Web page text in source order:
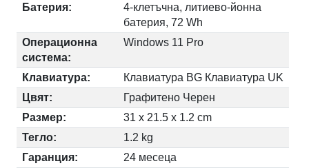
Батерия:
4-клетъчна, литиево-йонна
батерия, 72 Wh
Операционна
система:
Windows 11 Pro
Клавиатура:
Клавиатура BG Клавиатура UK
Цвят:
Графитено Черен
Размер:
31 x 21.5 x 1.2 cm
Тегло:
1.2 kg
Гаранция:
24 месеца